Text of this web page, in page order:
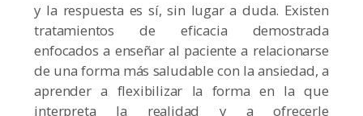
y la respuesta es sí, sin lugar a duda. Existen
tratamientos de eficacia demostrada
enfocados a enseñar al paciente a relacionarse
de una forma más saludable con la ansiedad, a
aprender a flexibilizar la forma en la que
interpreta la realidad y a ofrecerle